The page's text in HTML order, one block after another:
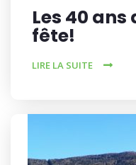
Les 40 ans
fête!
LIRE LA SUITE